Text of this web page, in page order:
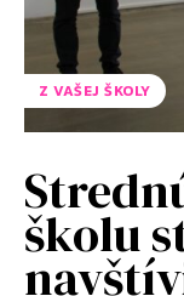
Z VAŠEJ ŠKOLY
školu